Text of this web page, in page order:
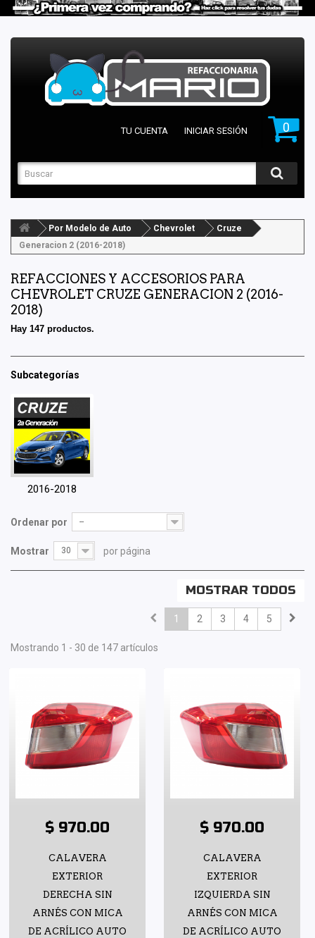
0
TU CUENTA INICIAR SESIÓN
Por Modelo de Auto Chevrolet
Cruze
Generacion 2 (2016-2018)
REFACCIONES Y ACCESORIOS PARA
CHEVROLET CRUZE GENERACION 2 (2016-
2018)
Hay 147 productos.
Subcategorías
2016-2018
Ordenar por --
Mostrar 30 por página
MOSTRAR TODOS
1 2 3 4 5
Mostrando 1 - 30 de 147 artículos
$ 970.00
CALAVERA
EXTERIOR
DERECHA SIN
ARNÉS CON MICA
DE ACRÍLICO AUTO
$ 970.00
CALAVERA
EXTERIOR
IZQUIERDA SIN
ARNÉS CON MICA
DE ACRÍLICO AUTO